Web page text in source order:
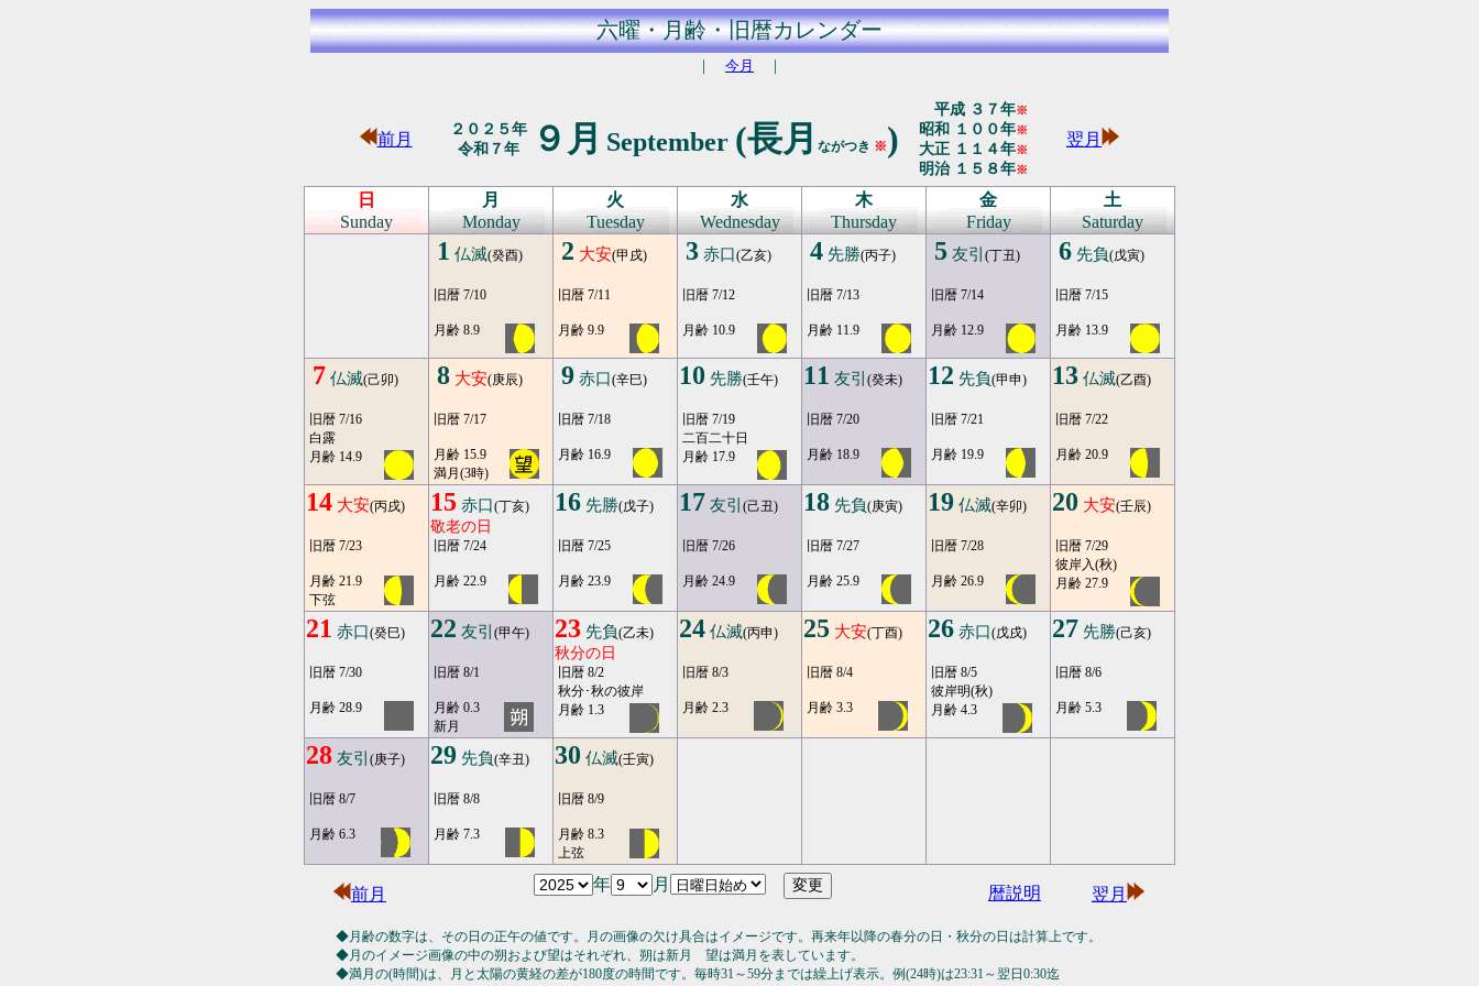
六曜・月齢・旧暦カレンダー
｜ 今月 ｜
前月
２０２５年
令和７年
９月 September (長月 ながつき ※)
平成 ３７年※
昭和 １００年※
大正 １１４年※
明治 １５８年※
翌月
日
Sunday
月
Monday
火
Tuesday
水
Wednesday
木
Thursday
金
Friday
土
Saturday
1 仏滅(癸酉)
旧暦 7/10
月齢 8.9
2 大安(甲戌)
旧暦 7/11
月齢 9.9
3 赤口(乙亥)
旧暦 7/12
月齢 10.9
4 先勝(丙子)
旧暦 7/13
月齢 11.9
5 友引 (丁丑)
旧暦 7/14
月齢 12.9
6 先負(戊寅)
旧暦 7/15
月齢 13.9
7 仏滅(己卯)
旧暦 7/16
白露
月齢 14.9
8 大安(庚辰)
旧暦 7/17
月齢 15.9
満月(3時)
9 赤口(辛巳)
旧暦 7/18
月齢 16.9
10 先勝(壬午)
旧暦 7/19
二百二十日
月齢 17.9
11 友引 (癸未)
旧暦 7/20
月齢 18.9
12 先負(甲申)
旧暦 7/21
月齢 19.9
13 仏滅(乙酉)
旧暦 7/22
月齢 20.9
14 大安(丙戌)
旧暦 7/23
月齢 21.9
下弦
15 赤口(丁亥)
敬老の日
旧暦 7/24
月齢 22.9
16 先勝(戊子)
旧暦 7/25
月齢 23.9
17 友引 (己丑)
旧暦 7/26
月齢 24.9
18 先負(庚寅)
旧暦 7/27
月齢 25.9
19 仏滅(辛卯)
旧暦 7/28
月齢 26.9
20 大安(壬辰)
旧暦 7/29
彼岸入(秋)
月齢 27.9
21 赤口(癸巳)
旧暦 7/30
月齢 28.9
22 友引 (甲午)
旧暦 8/1
月齢 0.3
新月
23 先負(乙未)
秋分の日
旧暦 8/2
秋分･秋の彼岸
月齢 1.3
24 仏滅(丙申)
旧暦 8/3
月齢 2.3
25 大安(丁酉)
旧暦 8/4
月齢 3.3
26 赤口(戊戌)
旧暦 8/5
彼岸明(秋)
月齢 4.3
27 先勝(己亥)
旧暦 8/6
月齢 5.3
28 友引 (庚子)
旧暦 8/7
月齢 6.3
29 先負(辛丑)
旧暦 8/8
月齢 7.3
30 仏滅(壬寅)
旧暦 8/9
月齢 8.3
上弦
前月
年 月 暦説明 翌月
◆月齢の数字は、その日の正午の値です。月の画像の欠け具合はイメージです。再来年以降の春分の日・秋分の日は計算上です。
◆月のイメージ画像の中の朔および望はそれぞれ、朔は新月 望は満月を表しています。
◆満月の(時間)は、月と太陽の黄経の差が180度の時間です。毎時31～59分までは繰上げ表示。例(24時)は23:31～翌日0:30迄